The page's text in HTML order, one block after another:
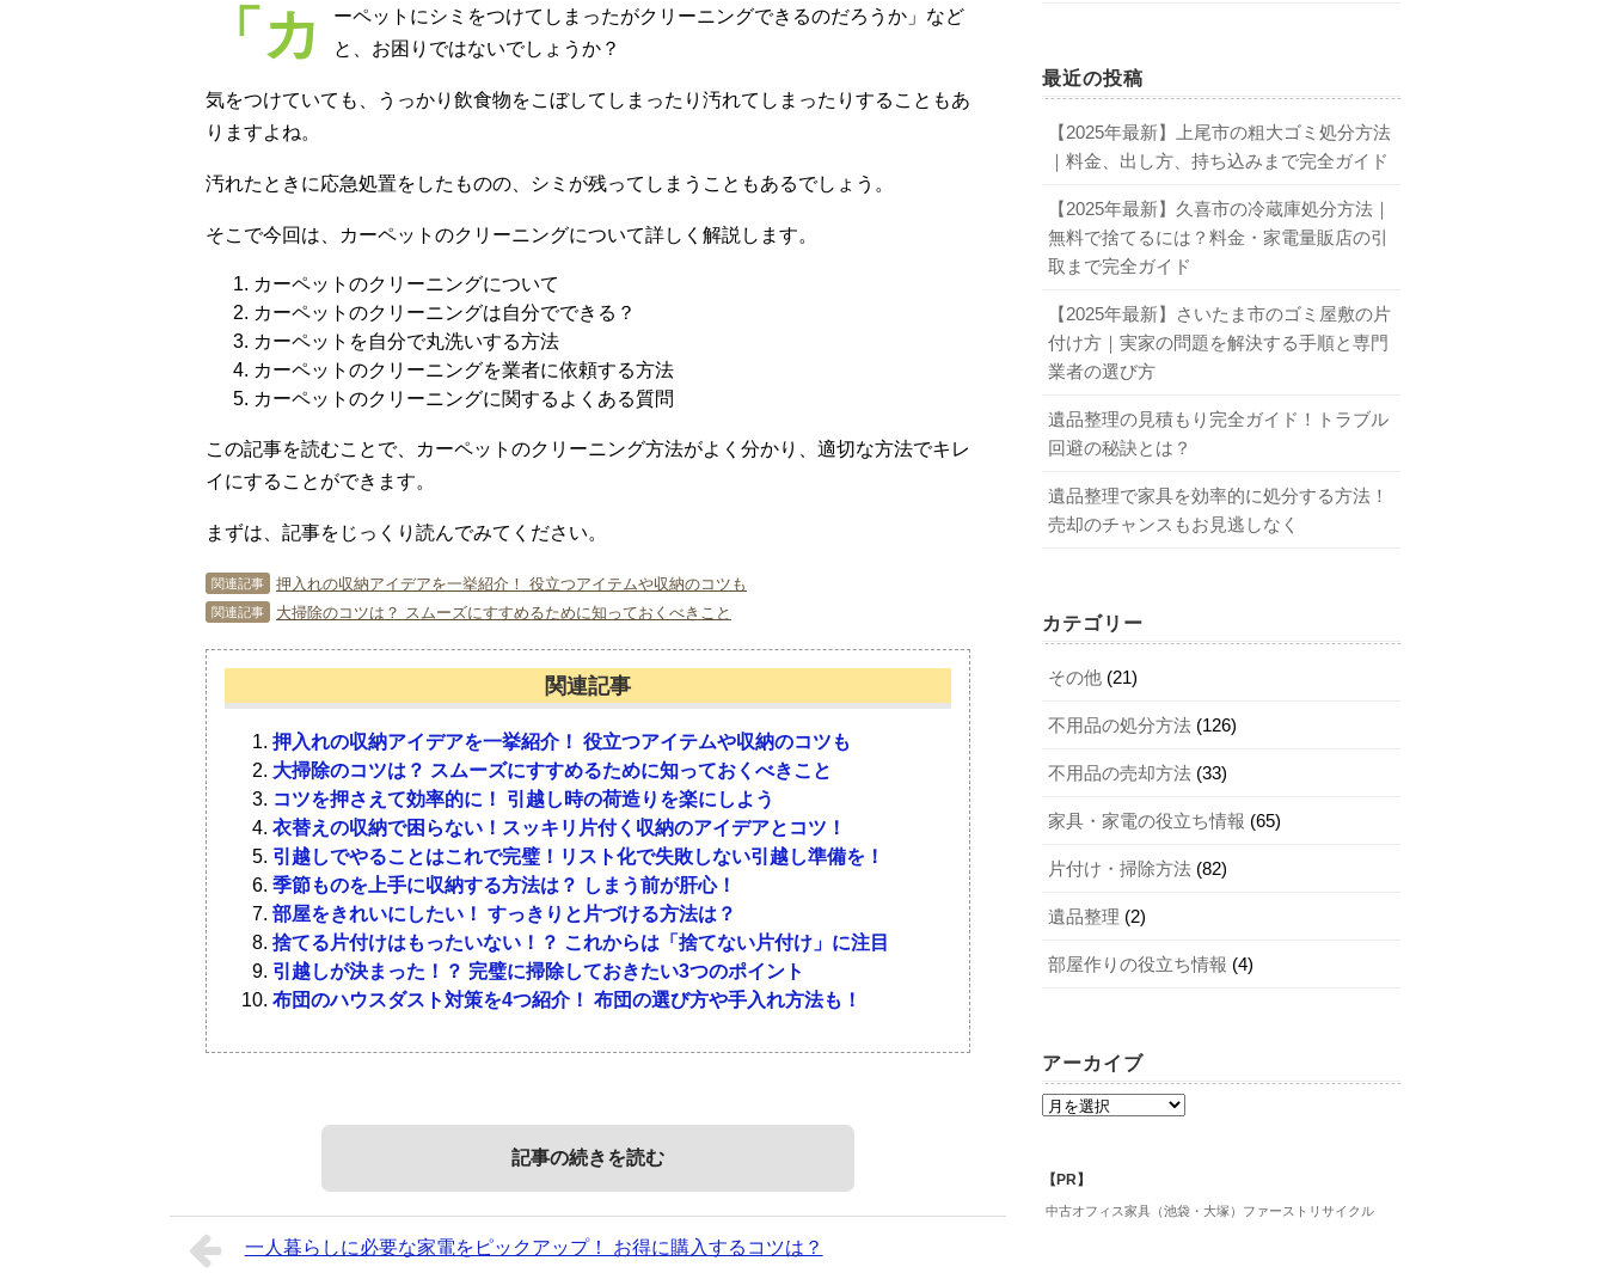
「カ
ーペットにシミをつけてしまったがクリーニングできるのだろうか」など
と、お困りではないでしょうか？
気をつけていても、うっかり飲食物をこぼしてしまったり汚れてしまったりすることもあ
りますよね。
汚れたときに応急処置をしたものの、シミが残ってしまうこともあるでしょう。
そこで今回は、カーペットのクリーニングについて詳しく解説します。
カーペットのクリーニングについて
カーペットのクリーニングは自分でできる？
カーペットを自分で丸洗いする方法
カーペットのクリーニングを業者に依頼する方法
カーペットのクリーニングに関するよくある質問
この記事を読むことで、カーペットのクリーニング方法がよく分かり、適切な方法でキレ
イにすることができます。
まずは、記事をじっくり読んでみてください。
関連記事 押入れの収納アイデアを一挙紹介！ 役立つアイテムや収納のコツも
関連記事 大掃除のコツは？ スムーズにすすめるために知っておくべきこと
関連記事
押入れの収納アイデアを一挙紹介！ 役立つアイテムや収納のコツも
大掃除のコツは？ スムーズにすすめるために知っておくべきこと
コツを押さえて効率的に！ 引越し時の荷造りを楽にしよう
衣替えの収納で困らない！スッキリ片付く収納のアイデアとコツ！
引越しでやることはこれで完璧！リスト化で失敗しない引越し準備を！
季節ものを上手に収納する方法は？ しまう前が肝心！
部屋をきれいにしたい！ すっきりと片づける方法は？
捨てる片付けはもったいない！？ これからは「捨てない片付け」に注目
引越しが決まった！？ 完璧に掃除しておきたい3つのポイント
布団のハウスダスト対策を4つ紹介！ 布団の選び方や手入れ方法も！
記事の続きを読む
一人暮らしに必要な家電をピックアップ！ お得に購入するコツは？
最近の投稿
【2025年最新】上尾市の粗大ゴミ処分方法
｜料金、出し方、持ち込みまで完全ガイド
【2025年最新】久喜市の冷蔵庫処分方法｜
無料で捨てるには？料金・家電量販店の引
取まで完全ガイド
【2025年最新】さいたま市のゴミ屋敷の片
付け方｜実家の問題を解決する手順と専門
業者の選び方
遺品整理の見積もり完全ガイド！トラブル
回避の秘訣とは？
遺品整理で家具を効率的に処分する方法！
売却のチャンスもお見逃しなく
カテゴリー
その他 (21)
不用品の処分方法 (126)
不用品の売却方法 (33)
家具・家電の役立ち情報 (65)
片付け・掃除方法 (82)
遺品整理 (2)
部屋作りの役立ち情報 (4)
アーカイブ
【PR】
中古オフィス家具（池袋・大塚）ファーストリサイクル